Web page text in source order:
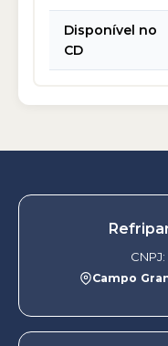
Disponível no
CD
Campo